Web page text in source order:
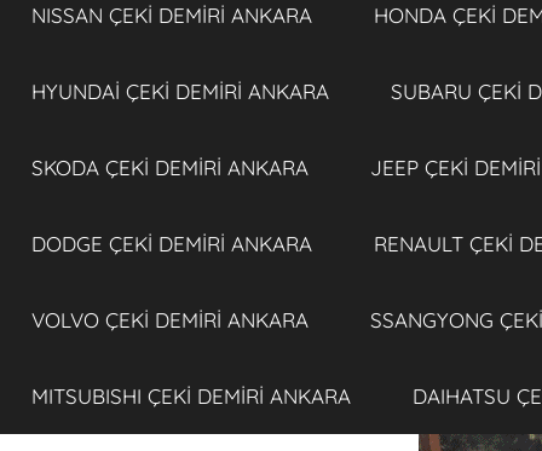
NISSAN ÇEKİ DEMİRİ ANKARA HONDA ÇEKİ
HYUNDAİ ÇEKİ DEMİRİ ANKARA SUBARU ÇEKİ
SKODA ÇEKİ DEMİRİ ANKARA JEEP ÇEKİ
DODGE ÇEKİ DEMİRİ ANKARA RENAULT ÇEKİ
VOLVO ÇEKİ DEMİRİ ANKARA SSANGYONG
MITSUBISHI ÇEKİ DEMİRİ ANKARA DAIHATSU